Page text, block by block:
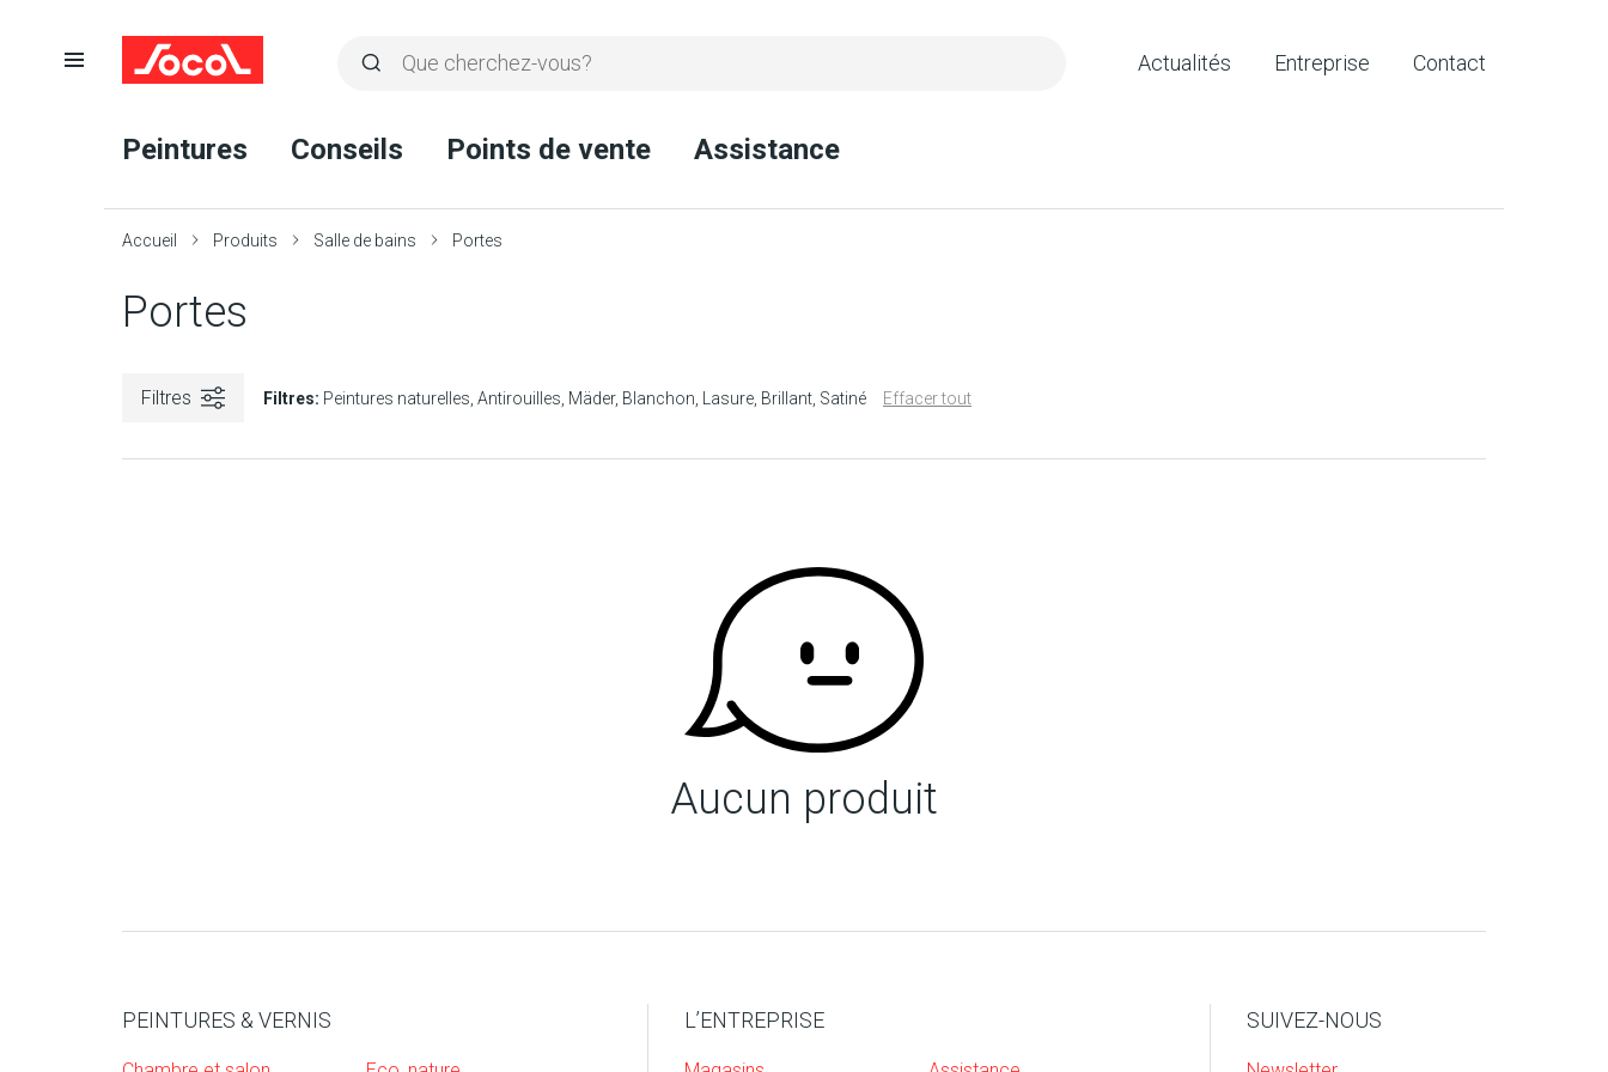
Rechercher
recherche
Ouvrir
Peintures Conseils Points de vente Assistance
Actualités Entreprise Contact
Accueil Produits Salle de bains Portes
Portes
Filtres Filtres: Peintures naturelles Antirouilles Mäder Blanchon Lasure Brillant Satiné Effacer tout
Aucun produit
PEINTURES & VERNIS L’ENTREPRISE SUIVEZ-NOUS